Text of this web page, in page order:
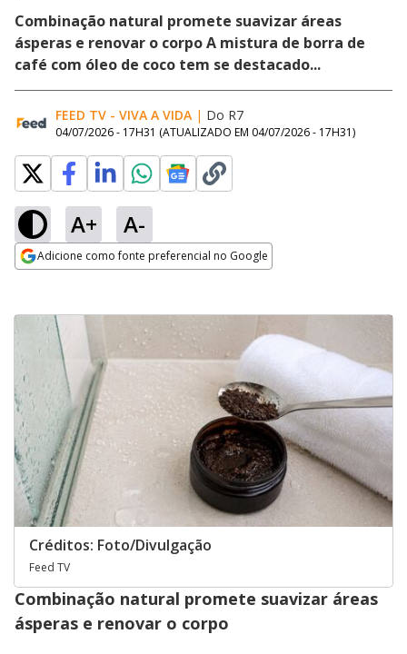
Combinação natural promete suavizar áreas
ásperas e renovar o corpo A mistura de borra de
café com óleo de coco tem se destacado...
FEED TV - VIVA A VIDA | Do R7
04/07/2026 - 17H31 (ATUALIZADO EM 04/07/2026 - 17H31)
A+ A-
Adicione como fonte preferencial no Google
Créditos: Foto/Divulgação
Feed TV
Combinação natural promete suavizar áreas
ásperas e renovar o corpo